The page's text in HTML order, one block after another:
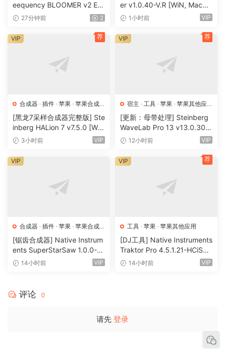
eequency BLOOMER v2 Em
otional Chord Engine [WiN,
27分钟前 2
er v1.0.40-V.R [WiN, MacO
SX]（55MB）
1小时前 VIP
合成器 · 插件 · 苹果 · 苹果合成
器
[黑龙7采样合成器完整版] Ste
inberg HALion 7 v7.5.0 [Wi
N, MacOSX]（673.3MB+92
3小时前 VIP
VIP 荐
宿主 · 工具 · 苹果 · 苹果其他应
用· 苹果宿主
[更新：母带处理] Steinberg
WaveLab Pro 13 v13.0.30
+安装方法 [WiN, MacOSX]
12小时前 VIP
VIP 荐
合成器 · 插件 · 苹果 · 苹果合成
器
[锯齿合成器] Native Instrum
ents SuperStarSaw 1.0.0-H
CiSO [MacOSX]（182.43M
14小时前 VIP
VIP
工具 · 苹果 · 苹果其他应用
[DJ工具] Native Instruments
Traktor Pro 4.5.1.21-HCiSO
[MacOSX]（402.83MB）
14小时前 VIP
VIP 荐
评论 0
请先 登录